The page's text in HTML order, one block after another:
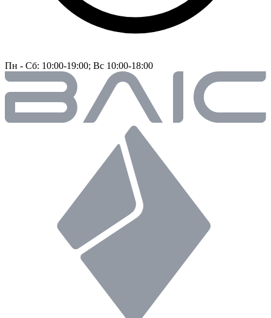
Пн - Сб: 10:00-19:00; Вс 10:00-18:00